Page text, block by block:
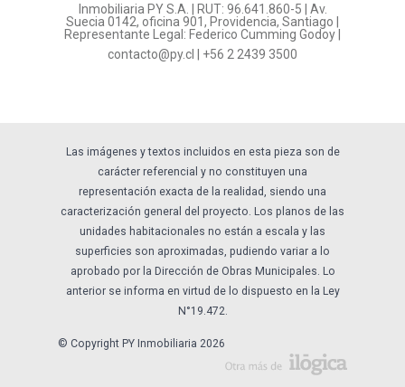
Preguntas frecuentes
Formulario Referidos PY
Términos y Condiciones
Inmobiliaria PY S.A. | RUT: 96.641.860-5 | Av.
Suecia 0142, oficina 901, Providencia, Santiago |
Representante Legal: Federico Cumming Godoy |
contacto@py.cl
+56 2 2439 3500
Las imágenes y textos incluidos en esta pieza son de
carácter referencial y no constituyen una
representación exacta de la realidad, siendo una
caracterización general del proyecto. Los planos de las
unidades habitacionales no están a escala y las
superficies son aproximadas, pudiendo variar a lo
aprobado por la Dirección de Obras Municipales. Lo
anterior se informa en virtud de lo dispuesto en la Ley
N°19.472.
© Copyright PY Inmobiliaria 2026